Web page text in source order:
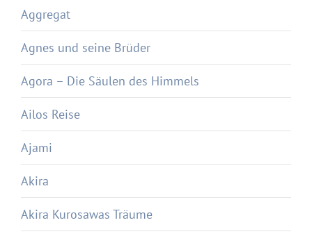
Aggregat
Agnes und seine Brüder
Agora – Die Säulen des Himmels
Ailos Reise
Ajami
Akira
Akira Kurosawas Träume